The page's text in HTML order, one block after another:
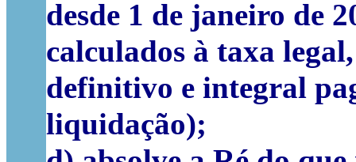
desde 1 de janeiro de
calculados à taxa
definitivo e integral
liquidação);